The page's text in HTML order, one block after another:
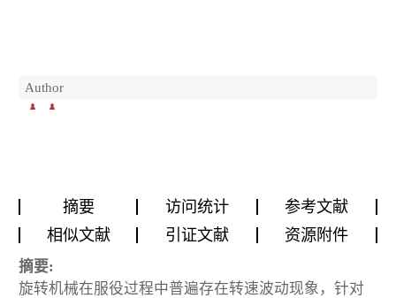
Author
摘要 访问统计
参考文献
相似文献
引证文献 资源附件
摘要:
旋转机械在服役过程中普遍存在转速波动现象，针对